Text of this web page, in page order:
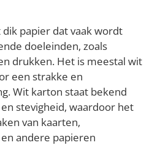
papier dat vaak wordt
doeleinden, zoals
drukken. Het is meestal wit
een strakke en
Wit karton staat bekend
stevigheid, waardoor het
van kaarten,
andere papieren